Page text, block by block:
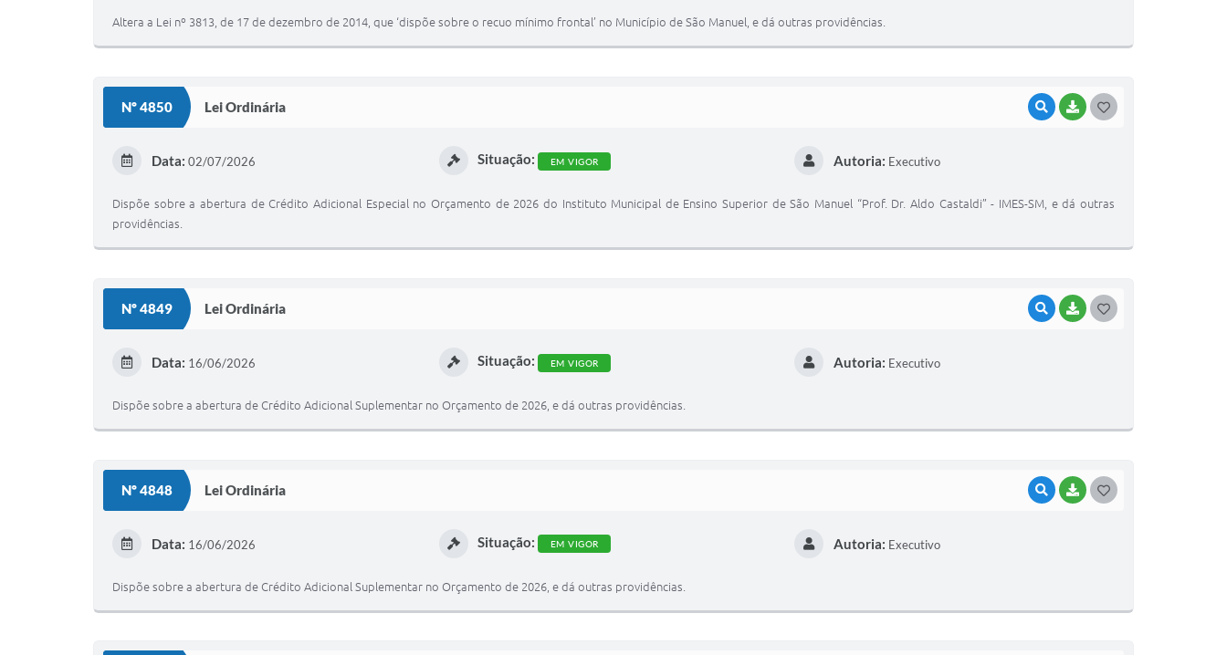
Altera a Lei nº 3813, de 17 de dezembro de 2014, que ‘dispõe sobre o recuo mínimo frontal’ no Município de São Manuel, e dá outras providências.
Nº 4850 Lei Ordinária VISUALIZAR
BAIXAR
I
Data: 02/07/2026 Situação: EM VIGOR Autoria: Executivo
Dispõe sobre a abertura de Crédito Adicional Especial no Orçamento de 2026 do Instituto Municipal de Ensino Superior de São Manuel “Prof. Dr. Aldo Castaldi” - IMES-SM, e dá outras
providências.
Nº 4849 Lei Ordinária VISUALIZAR
BAIXAR
Data: 16/06/2026 Situação: EM VIGOR Autoria: Executivo
Dispõe sobre a abertura de Crédito Adicional Suplementar no Orçamento de 2026, e dá outras providências.
Nº 4848 Lei Ordinária VISUALIZAR
BAIXAR
Data: 16/06/2026 Situação: EM VIGOR Autoria: Executivo
Dispõe sobre a abertura de Crédito Adicional Suplementar no Orçamento de 2026, e dá outras providências.